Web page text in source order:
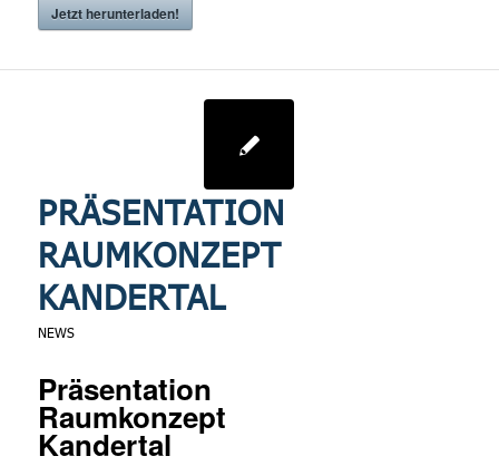
Jetzt herunterladen!
PRÄSENTATION
RAUMKONZEPT
KANDERTAL
NEWS
Präsentation
Raumkonzept
Kandertal